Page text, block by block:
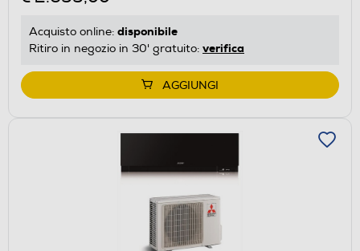
Acquisto online: disponibile
Ritiro in negozio in 30' gratuito: verifica
AGGIUNGI